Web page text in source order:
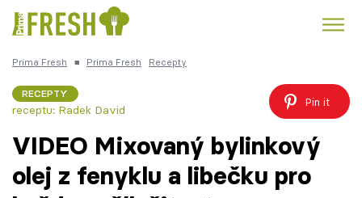
Česká kuchyně Čokoláda
Prima Fresh ■ Prima Fresh Recepty
RECEPTY
receptu: Radek David
Pin it
VIDEO Mixovaný bylinkový
olej z fenyklu a libečku pro